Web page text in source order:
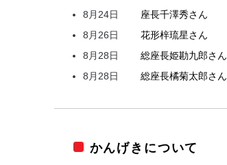
8月24日
座長千澤秀さん
8月26日
花形梓琉星さん
8月28日
総座長姫勘九郎さん
8月28日
総座長橘菊太郎さん
かんげきについて